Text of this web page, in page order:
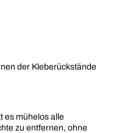
der Kleberückstände
es mühelos alle
zu entfernen, ohne